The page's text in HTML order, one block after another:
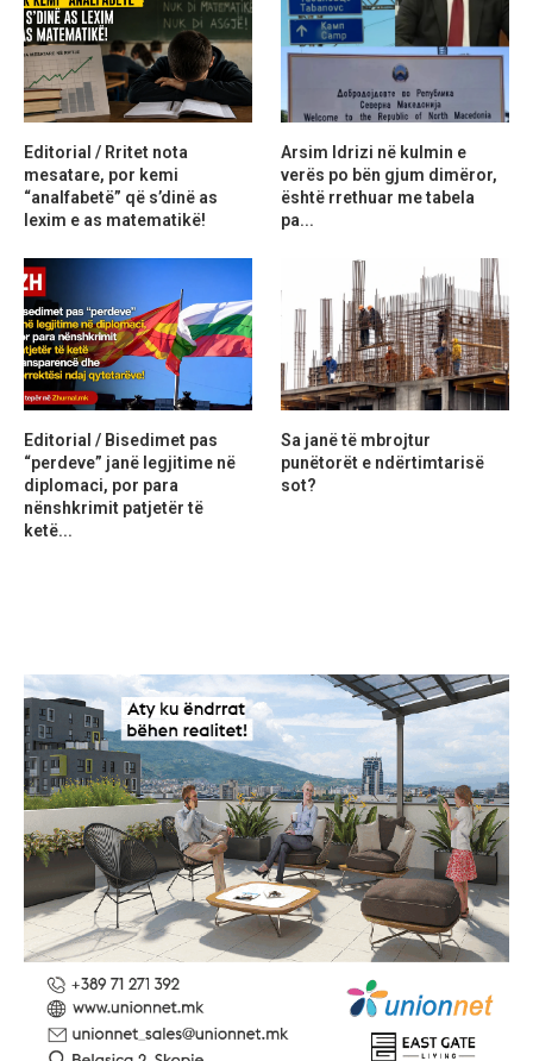
Editorial / Rritet nota
mesatare, por kemi
“analfabetë” që s’dinë as
lexim e as matematikë!
Arsim Idrizi në kulmin e
verës po bën gjum dimëror,
është rrethuar me tabela
pa...
Editorial / Bisedimet pas
“perdeve” janë legjitime në
diplomaci, por para
nënshkrimit patjetër të
ketë...
Sa janë të mbrojtur
punëtorët e ndërtimtarisë
sot?